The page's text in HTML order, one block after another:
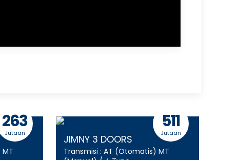
263
Jutaan
MT
511
Jutaan
JIMNY 3 DOORS
Transmisi : AT (Otomatis) MT